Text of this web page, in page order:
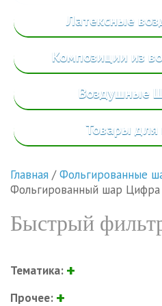
Латексные
Композиции из
Воздушные
Товары для
Главная /Фольгированные
Фольгированный шар Цифра
Быстрый
Тематика:
Прочее: